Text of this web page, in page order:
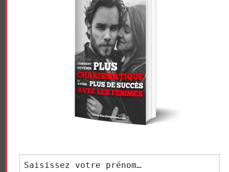
femme ? Comment oublier une fille ? Comment oublier son
ex ? Maintenant, je vais vous...
À NE PAS RATER !
Comment Draguer Une
Fille (Sans Passer Pour
Un Gros Lourd)